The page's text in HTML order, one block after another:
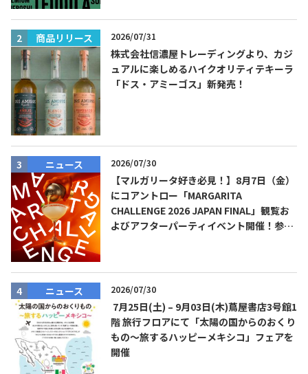
Tequila Journal SNS 在日メキシコ大使館 SNS
TEQUILA JOURNAL
About
商品リリース 2026/07/31
株式会社信濃屋トレーディングより、カジ
ュアルに楽しめるハイクオリティテキーラ
「ドス・アミーゴス」新発売！
ニュース 2026/07/30
【マルガリータ好き必見！】8月7日（金）
にコアントロー「MARGARITA
CHALLENGE 2026 JAPAN FINAL」観覧お
よびアフターパーティイベント開催！参加
ニュース 2026/07/30
7月25日(土) – 9月03日(木)蔦屋書店3号館1
階 旅行フロアにて「太陽の国からのおくり
もの～旅するハッピーメキシコ」フェアを
開催